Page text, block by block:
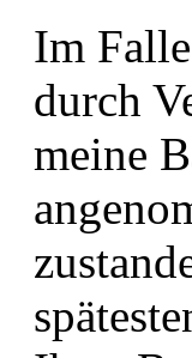
Im
durch
meine